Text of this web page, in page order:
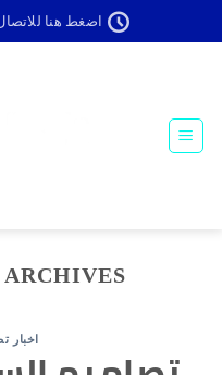
to
اضغط هنا
اخبار